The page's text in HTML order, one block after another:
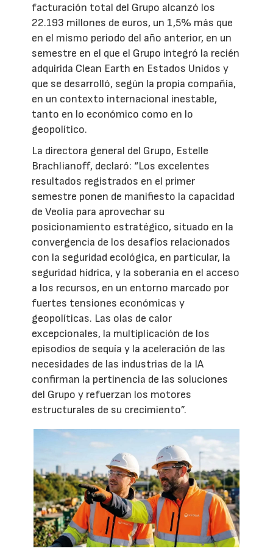
facturación total del Grupo alcanzó los
22.193 millones de euros, un 1,5% más que
en el mismo periodo del año anterior, en un
semestre en el que el Grupo integró la recién
adquirida Clean Earth en Estados Unidos y
que se desarrolló, según la propia compañía,
en un contexto internacional inestable,
tanto en lo económico como en lo
geopolítico.
La directora general del Grupo, Estelle
Brachlianoff, declaró: “Los excelentes
resultados registrados en el primer
semestre ponen de manifiesto la capacidad
de Veolia para aprovechar su
posicionamiento estratégico, situado en la
convergencia de los desafíos relacionados
con la seguridad ecológica, en particular, la
seguridad hídrica, y la soberanía en el acceso
a los recursos, en un entorno marcado por
fuertes tensiones económicas y
geopolíticas. Las olas de calor
excepcionales, la multiplicación de los
episodios de sequía y la aceleración de las
necesidades de las industrias de la IA
confirman la pertinencia de las soluciones
del Grupo y refuerzan los motores
estructurales de su crecimiento”.